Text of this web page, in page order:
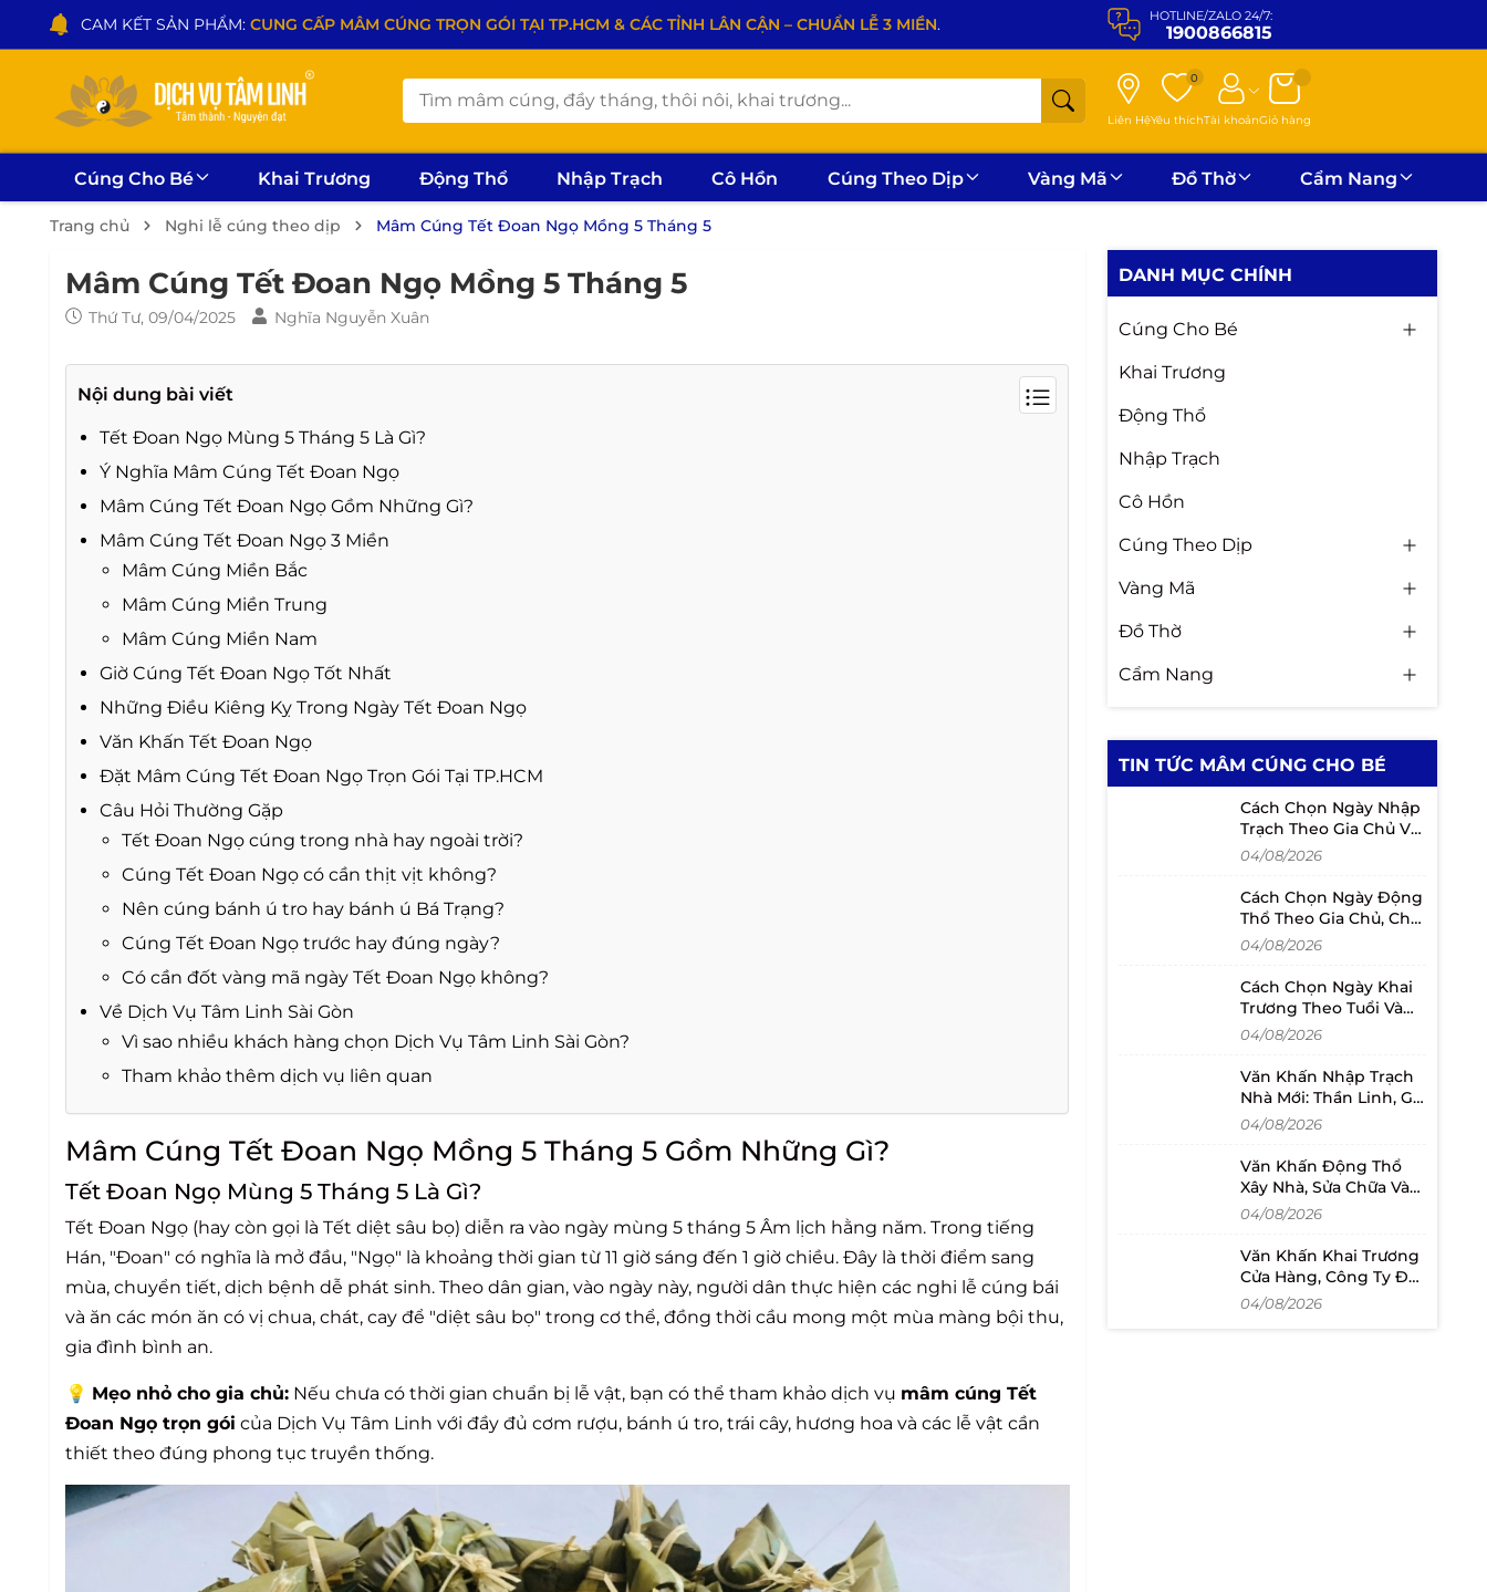
CAM KẾT SẢN PHẨM: CUNG CẤP MÂM CÚNG TRỌN GÓI TẠI TP.HCM & CÁC TỈNH LÂN CẬN – CHUẨN LỄ 3 MIỀN. HOTLINE/ZALO 24/7:
1900866815
Liên Hệ
0
Yêu thíchTài khoảnGiỏ hàng
Cúng Cho Bé Khai Trương Động Thổ Nhập Trạch Cô Hồn Cúng Theo Dịp Vàng Mã Đồ Thờ Cẩm Nang
Trang chủ Nghi lễ cúng theo dịp Mâm Cúng Tết Đoan Ngọ Mồng 5 Tháng 5
Mâm Cúng Tết Đoan Ngọ Mồng 5 Tháng 5
Thứ Tư, 09/04/2025 Nghĩa Nguyễn Xuân
Nội dung bài viết
Tết Đoan Ngọ Mùng 5 Tháng 5 Là Gì?
Ý Nghĩa Mâm Cúng Tết Đoan Ngọ
Mâm Cúng Tết Đoan Ngọ Gồm Những Gì?
Mâm Cúng Tết Đoan Ngọ 3 Miền
Mâm Cúng Miền Bắc
Mâm Cúng Miền Trung
Mâm Cúng Miền Nam
Giờ Cúng Tết Đoan Ngọ Tốt Nhất
Những Điều Kiêng Kỵ Trong Ngày Tết Đoan Ngọ
Văn Khấn Tết Đoan Ngọ
Đặt Mâm Cúng Tết Đoan Ngọ Trọn Gói Tại TP.HCM
Câu Hỏi Thường Gặp
Tết Đoan Ngọ cúng trong nhà hay ngoài trời?
Cúng Tết Đoan Ngọ có cần thịt vịt không?
Nên cúng bánh ú tro hay bánh ú Bá Trạng?
Cúng Tết Đoan Ngọ trước hay đúng ngày?
Có cần đốt vàng mã ngày Tết Đoan Ngọ không?
Về Dịch Vụ Tâm Linh Sài Gòn
Vì sao nhiều khách hàng chọn Dịch Vụ Tâm Linh Sài Gòn?
Tham khảo thêm dịch vụ liên quan
Mâm Cúng Tết Đoan Ngọ Mồng 5 Tháng 5 Gồm Những Gì?
Tết Đoan Ngọ Mùng 5 Tháng 5 Là Gì?
Tết Đoan Ngọ (hay còn gọi là Tết diệt sâu bọ) diễn ra vào ngày mùng 5 tháng 5 Âm lịch hằng năm. Trong tiếng
Hán, "Đoan" có nghĩa là mở đầu, "Ngọ" là khoảng thời gian từ 11 giờ sáng đến 1 giờ chiều. Đây là thời điểm sang
mùa, chuyển tiết, dịch bệnh dễ phát sinh. Theo dân gian, vào ngày này, người dân thực hiện các nghi lễ cúng bái
và ăn các món ăn có vị chua, chát, cay để "diệt sâu bọ" trong cơ thể, đồng thời cầu mong một mùa màng bội thu,
gia đình bình an.
💡 Mẹo nhỏ cho gia chủ: Nếu chưa có thời gian chuẩn bị lễ vật, bạn có thể tham khảo dịch vụ mâm cúng Tết
Đoan Ngọ trọn gói của Dịch Vụ Tâm Linh với đầy đủ cơm rượu, bánh ú tro, trái cây, hương hoa và các lễ vật cần
thiết theo đúng phong tục truyền thống.
DANH MỤC CHÍNH
Cúng Cho Bé
Khai Trương
Động Thổ
Nhập Trạch
Cô Hồn
Cúng Theo Dịp
Vàng Mã
Đồ Thờ
Cẩm Nang
TIN TỨC MÂM CÚNG CHO BÉ
Cách Chọn Ngày Nhập
Trạch Theo Gia Chủ Và
Lịch Chuyển Nhà
04/08/2026
Cách Chọn Ngày Động
Thổ Theo Gia Chủ, Chủ
Đầu Tư Và Người Mượn
04/08/2026
Cách Chọn Ngày Khai
Trương Theo Tuổi Và
Lịch Mở Bán
04/08/2026
Văn Khấn Nhập Trạch
Nhà Mới: Thần Linh, Gia
Tiên Và Cách Đọc
04/08/2026
Văn Khấn Động Thổ
Xây Nhà, Sửa Chữa Và
Khởi Công Dự Án
04/08/2026
Văn Khấn Khai Trương
Cửa Hàng, Công Ty Đầy
Đủ Và Dễ Đọc
04/08/2026